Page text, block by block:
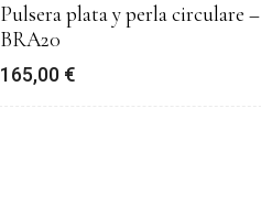
Pulsera plata y perla circulare –
BRA20
165,00 €